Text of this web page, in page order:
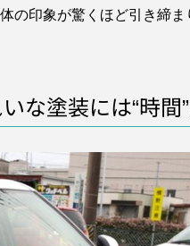
印象が驚くほど引き締ま
な塗装には“時間